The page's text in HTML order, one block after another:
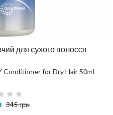
для сухого волосся
Conditioner for Dry Hair 50ml
345 грн